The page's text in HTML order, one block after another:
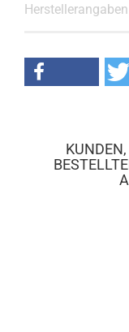
Herstellerangaben